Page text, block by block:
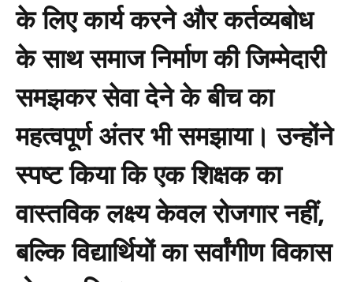
के लिए कार्य करने और कर्तव्यबोध
के साथ समाज निर्माण की जिम्मेदारी
समझकर सेवा देने के बीच का
महत्वपूर्ण अंतर भी समझाया। उन्होंने
स्पष्ट किया कि एक शिक्षक का
वास्तविक लक्ष्य केवल रोजगार नहीं,
बल्कि विद्यार्थियों का सर्वांगीण विकास